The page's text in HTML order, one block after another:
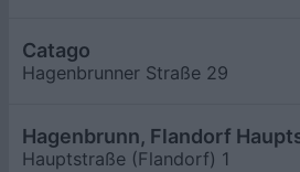
Catago
Hagenbrunner Straße 29
Hagenbrunn, Flandorf
Hauptstraße (Flandorf) 1